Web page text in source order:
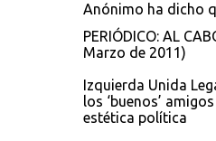
Anónimo ha dicho
PERIÓDICO: AL
Marzo de 2011)
Izquierda Unida
los ‘buenos’
estética política